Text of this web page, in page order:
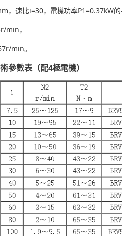
速比i=30，電機功率P1=0.37kW的
min，
min。
參數表（配4極電機）